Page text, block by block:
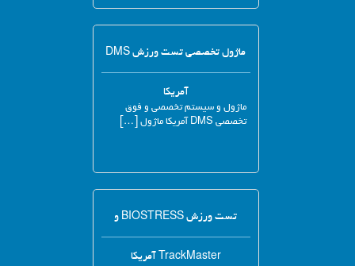
ماژول تخصصی تست ورزش DMS
آمریکا
ماژول و سیستم تخصصی و فوق
تخصصی DMS آمریکا ماژول […]
تست ورزش BIOSTRESS و
TrackMaster آمریکا